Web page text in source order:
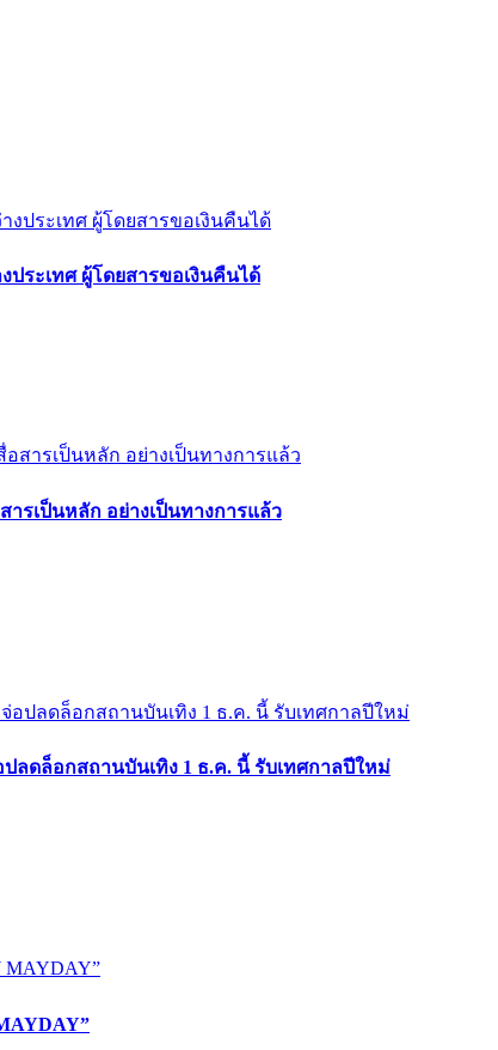
ประเทศ ผู้โดยสารขอเงินคืนได้
ารเป็นหลัก อย่างเป็นทางการแล้ว
ลดล็อกสถานบันเทิง 1 ธ.ค. นี้ รับเทศกาลปีใหม่